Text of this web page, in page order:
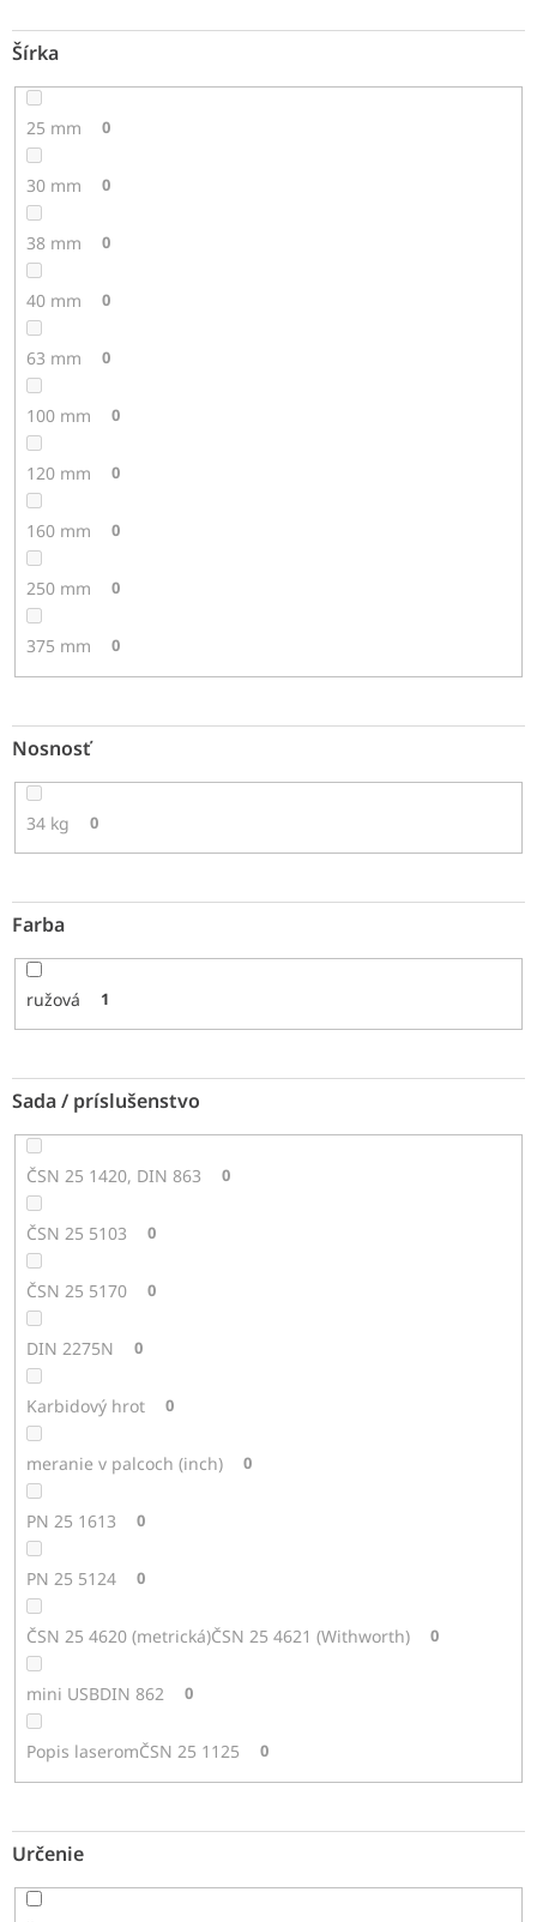
Šírka
25 mm 0
30 mm 0
38 mm 0
40 mm 0
63 mm 0
100 mm 0
120 mm 0
160 mm 0
250 mm 0
375 mm 0
Nosnosť
34 kg 0
Farba
ružová 1
Sada / príslušenstvo
ČSN 25 1420, DIN 863 0
ČSN 25 5103 0
ČSN 25 5170 0
DIN 2275N 0
Karbidový hrot 0
meranie v palcoch (inch) 0
PN 25 1613 0
PN 25 5124 0
ČSN 25 4620 (metrická)ČSN 25 4621 (Withworth) 0
mini USBDIN 862 0
Popis laseromČSN 25 1125 0
Určenie